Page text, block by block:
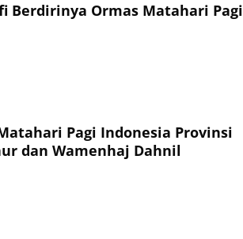
Berdirinya Ormas Matahari Pagi
Pagi Indonesia Provinsi
dan Wamenhaj Dahnil